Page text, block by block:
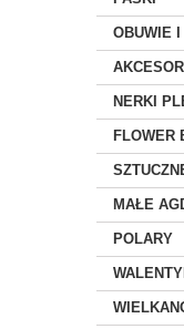
OBUWIE I
NERKI
FLOWER
MAŁE
POLARY